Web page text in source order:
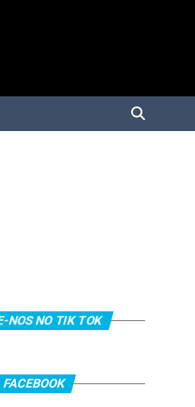
NOS NO TIK TOK
FACEBOOK